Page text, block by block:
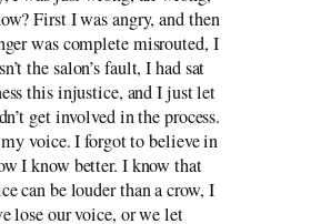
First I was angry, and then
was complete misrouted, I
the salon’s fault, I had sat
this injustice, and I just let
get involved in the process.
voice. I forgot to believe in
I know better. I know that
can be louder than a crow, I
lose our voice, or we let